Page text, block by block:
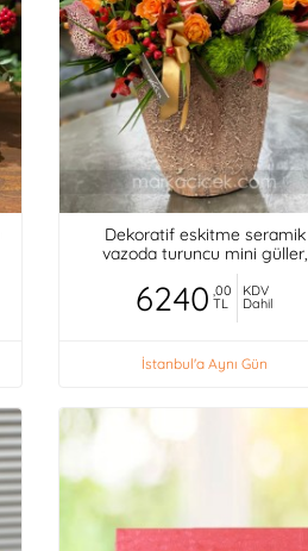
Dekoratif eskitme seramik
vazoda turuncu mini güller,
orkideler,
6240 ,00
TL
KDV
Dahil
İstanbul'a Aynı Gün